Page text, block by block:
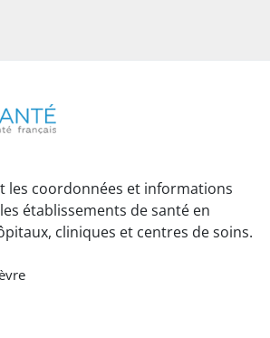
les coordonnées et informations
établissements de santé en
cliniques et centres de soins.